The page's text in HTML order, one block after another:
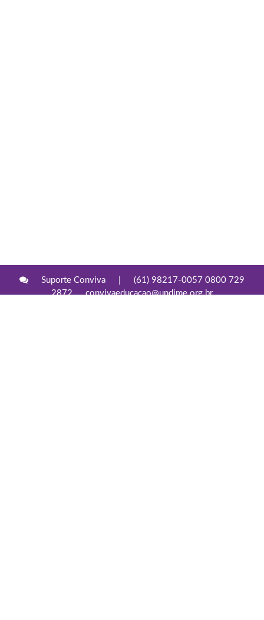
Suporte Conviva
(61) 98217-0057 0800 729
2872
convivaeducacao@undime.org.br